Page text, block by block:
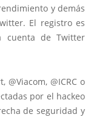
y demás
El registro es
cuenta de Twitter
@Viacom, @ICRC o
por el hackeo
de seguridad y